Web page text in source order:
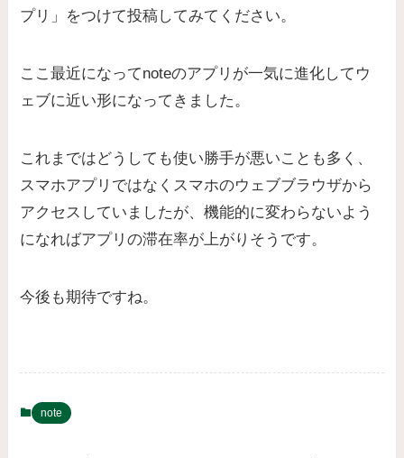
プリ」をつけて投稿してみてください。
ここ最近になってnoteのアプリが一気に進化してウ
ェブに近い形になってきました。
これまではどうしても使い勝手が悪いことも多く、
スマホアプリではなくスマホのウェブブラウザから
アクセスしていましたが、機能的に変わらないよう
になればアプリの滞在率が上がりそうです。
今後も期待ですね。
note